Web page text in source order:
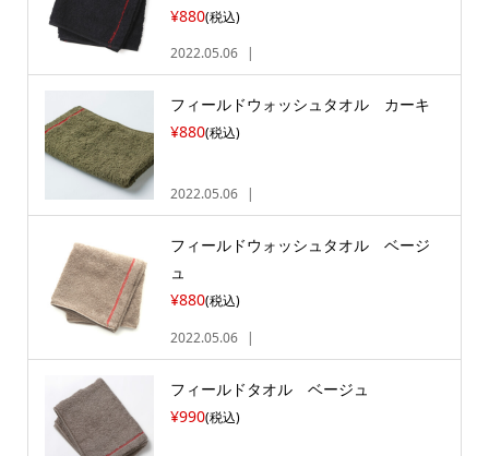
¥880(税込)
2022.05.06
フィールドウォッシュタオル カーキ
¥880(税込)
2022.05.06
フィールドウォッシュタオル ベージ
ュ
¥880(税込)
2022.05.06
フィールドタオル ベージュ
¥990(税込)